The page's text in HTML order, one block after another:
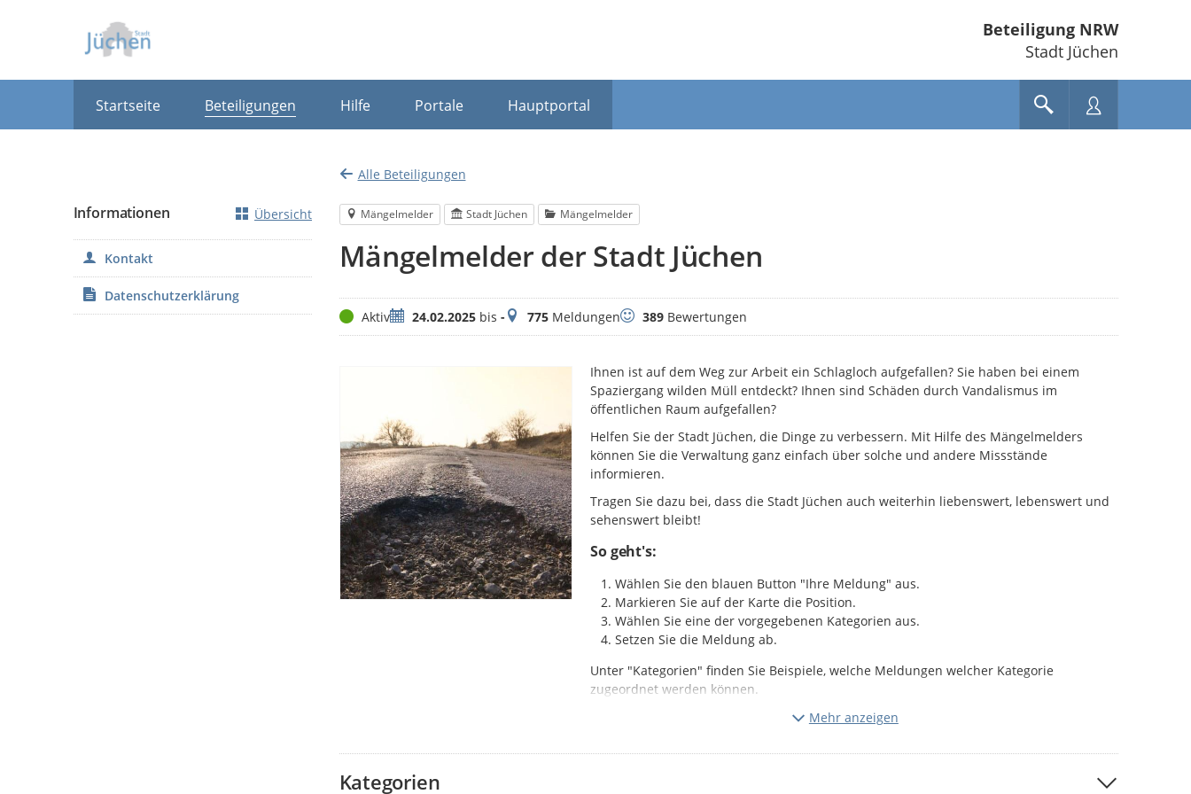
Beteiligung NRW
Stadt Jüchen
Startseite Beteiligungen Hilfe Portale Hauptportal
Alle Beteiligungen
Mängelmelder Stadt Jüchen Mängelmelder
Mängelmelder der Stadt Jüchen
StatusAktivZeitraum
24.02.2025bis -Meldungen
775MeldungenBewertungen
389Bewertungen
Ihnen ist auf dem Weg zur Arbeit ein Schlagloch aufgefallen? Sie haben bei einem
Spaziergang wilden Müll entdeckt? Ihnen sind Schäden durch Vandalismus im
öffentlichen Raum aufgefallen?
Helfen Sie der Stadt Jüchen, die Dinge zu verbessern. Mit Hilfe des Mängelmelders
können Sie die Verwaltung ganz einfach über solche und andere Missstände
informieren.
Tragen Sie dazu bei, dass die Stadt Jüchen auch weiterhin liebenswert, lebenswert und
sehenswert bleibt!
So geht's:
Wählen Sie den blauen Button "Ihre Meldung" aus.
Markieren Sie auf der Karte die Position.
Wählen Sie eine der vorgegebenen Kategorien aus.
Setzen Sie die Meldung ab.
Unter "Kategorien" finden Sie Beispiele, welche Meldungen welcher Kategorie
zugeordnet werden können.
Über der Karte finden Sie drei Schaltflächen zum Filtern vorhandener Meldungen.
Mehr anzeigen
Kategorien
Informationen Übersicht
Kontakt
Datenschutzerklärung